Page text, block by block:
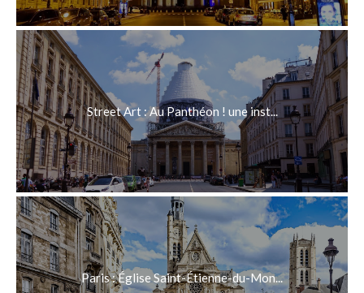
Street Art : Au Panthéon ! une inst...
Paris : Église Saint-Étienne-du-Mon...